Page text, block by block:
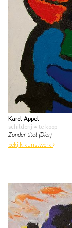
Karel Appel
schilderij • te koop
Zonder titel (Dier)
bekijk kunstwerk